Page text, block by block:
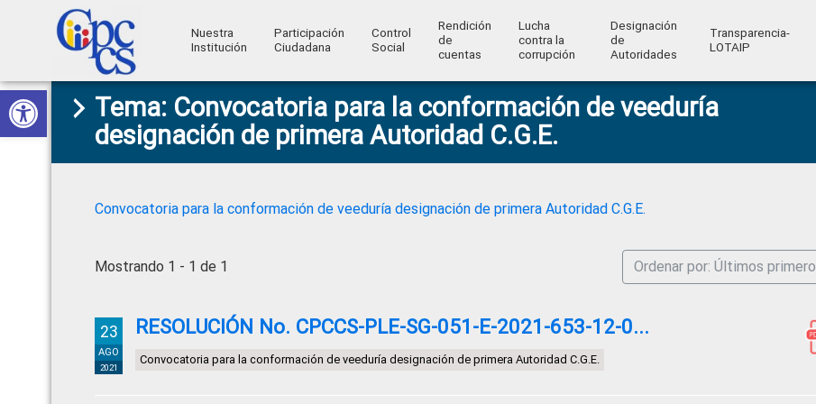
Abrir barra de herramientas
Skip
to
primary
navigation
Skip
to
main
Skip
to
primary
Skip
to
footer
Consejo
de
Participación
Social
Construyendo
Poder
Ciudadano
Nuestra
Institución
Participación
Ciudadana
Control
Social
Rendición
de
cuentas
Lucha
contra la
corrupción
Designación
de
Autoridades
Transparencia-
LOTAIP
Tema: Convocatoria para la conformación de veeduría
designación de primera Autoridad C.G.E.
Convocatoria para la conformación de veeduría designación de primera Autoridad C.G.E.
Mostrando 1 - 1 de 1 Ordenar por: Últimos primero
23
AGO
2021
RESOLUCIÓN No. CPCCS-PLE-SG-051-E-2021-653-12-0...
Convocatoria para la conformación de veeduría designación de primera Autoridad C.G.E.